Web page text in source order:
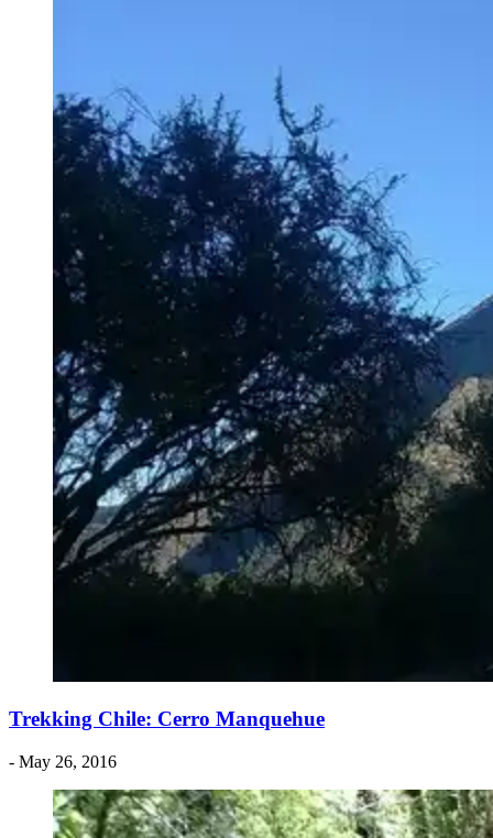
Trekking Chile: Cerro Manquehue
- May 26, 2016